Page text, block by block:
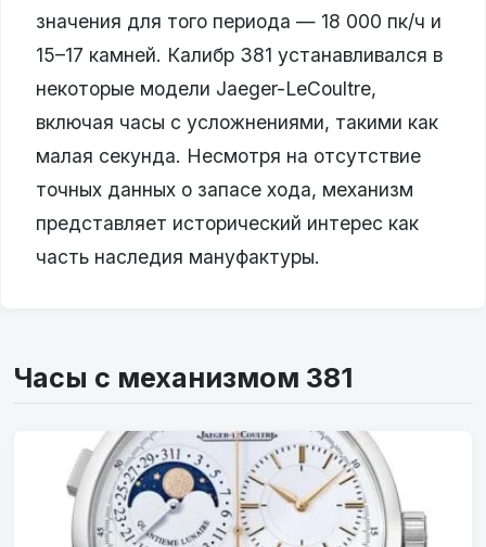
значения для того периода — 18 000 пк/ч и
15–17 камней. Калибр 381 устанавливался в
некоторые модели Jaeger-LeCoultre,
включая часы с усложнениями, такими как
малая секунда. Несмотря на отсутствие
точных данных о запасе хода, механизм
представляет исторический интерес как
часть наследия мануфактуры.
Часы с механизмом 381